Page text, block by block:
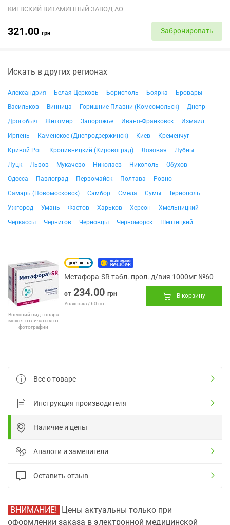
КИЕВСКИЙ ВИТАМИННЫЙ ЗАВОД АО
321.00 грн Забронировать
Искать в других регионах
Александрия Белая Церковь Борисполь Боярка
Бровары
Васильков
Винница Горишние Плавни (Комсомольск)
Днепр
Дрогобыч
Житомир Запорожье Ивано-Франковск
Измаил
Ирпень
Каменское (Днепродзержинск) Киев
Кременчуг
Кривой Рог
Кропивницкий (Кировоград) Лозовая
Лубны
Луцк
Львов Мукачево Николаев Никополь
Обухов
Одесса
Павлоград Первомайск Полтава
Ровно
Самарь (Новомосковск)
Самбор Смела Сумы
Тернополь
Ужгород
Умань Фастов Харьков Херсон
Хмельницкий
Черкассы
Чернигов Черновцы Черноморск Шептицкий
Внешний вид товара
может отличаться от
фотографии
Метафора-SR табл. прол. д/вия 1000мг №60
от 234.00 грн
Упаковка / 60 шт.
В корзину
Все о товаре
Инструкция производителя
Наличие и цены
Аналоги и заменители
Оставить отзыв
ВНИМАНИЕ! Цены актуальны только при
оформлении заказа в электронной медицинской